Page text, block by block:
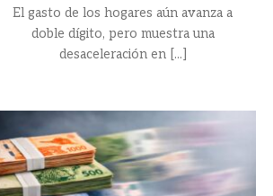
El gasto de los hogares aún avanza a
doble dígito, pero muestra una
desaceleración en [...]